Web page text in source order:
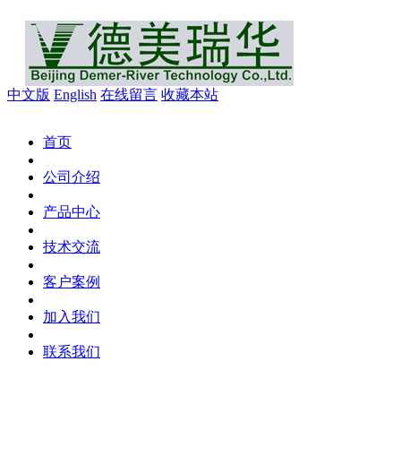
中文版 English 在线留言 收藏本站
首页
公司介绍
产品中心
技术交流
客户案例
加入我们
联系我们